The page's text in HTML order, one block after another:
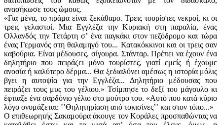
ανασήκωσε τους ώμους.
«Για μένα, το πράμα είναι ξεκάθαρο. Τρεις τουρίστες νεκροί, κι οι
τρεις γελαστοί. Μια Εγγλέζα την Κυριακή στη παραλία, ένας
Ολλανδός την Τετάρτη σʼ ένα παγκάκι στον πεζόδρομο και τώρα
ένας Γερμανός στη θαλαμηγό του... Κατακόκκινοι και οι τρεις σαν
καβούρια. Είναι μέδουσες, σίγουρα. Στάνταρ. Πρέπει να έχουν ένα
δηλητήριο που πειράζει μόνο τουρίστες, γιατί εμείς ή έχουμε
ανοσία ή καλύτερο δέρμα... Θα ξεδιαλύνει αμέσως η ιστορία μόλις
βγει η αυτοψία για την Εγγλέζα... Δηλητήριο μέδουσας που
πειράζει τους μυς του γέλιου.» Τσίμπησε το δεξί του μάγουλο κι
έφτιαξε ένα σαρδόνιο γέλιο στο μούτρο του. «Αυτό που κατά κύριο
λόγο ονομάζεται: ʽʽΘηλητηρίαση από τοκισίνεςʼʼ και στον τόπο...»
Ο επιθεωρητής Σακαμούρα άκουγε τον Κοράλες προσπαθώντας να